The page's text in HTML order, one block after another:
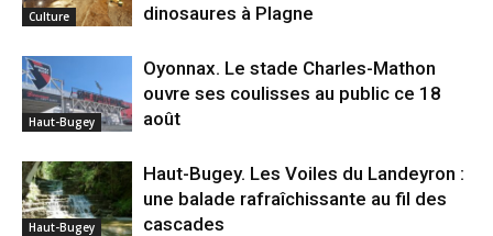
Culture
dinosaures à Plagne
Haut-Bugey
Oyonnax. Le stade Charles-Mathon
ouvre ses coulisses au public ce 18
août
Haut-Bugey
Haut-Bugey. Les Voiles du Landeyron :
une balade rafraîchissante au fil des
cascades